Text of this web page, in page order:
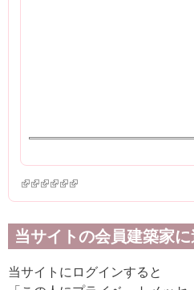
(link is external)
(link is external)
(link is external)
(link is external)
(link is external)
(link is external)
当サイトの会員建築家
当サイトにログインすると